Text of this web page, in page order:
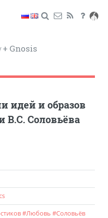
+ Gnosis
идей и образов
В.С. Соловьёва
#Любовь #Соловьёв